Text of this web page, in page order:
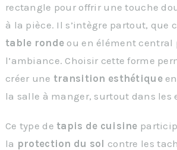
rectangle pour offrir une touche
à la pièce. Il s’intègre partout, que
table ronde ou en élément central
l’ambiance. Choisir cette forme
créer une transition esthétique
la salle à manger, surtout dans les
Ce type de tapis de cuisine
la protection du sol contre les